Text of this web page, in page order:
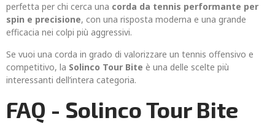
perfetta per chi cerca una corda da tennis performante per
spin e precisione, con una risposta moderna e una grande
efficacia nei colpi più aggressivi.
Se vuoi una corda in grado di valorizzare un tennis offensivo e
competitivo, la Solinco Tour Bite è una delle scelte più
interessanti dell’intera categoria.
FAQ - Solinco Tour Bite